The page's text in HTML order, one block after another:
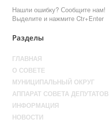
Нашли ошибку? Сообщите нам!
Выделите и нажмите Ctr+Enter
Разделы
ГЛАВНАЯ
О СОВЕТЕ
МУНИЦИПАЛЬНЫЙ ОКРУГ
АППАРАТ СОВЕТА ДЕПУТАТОВ
ИНФОРМАЦИЯ
НОВОСТИ